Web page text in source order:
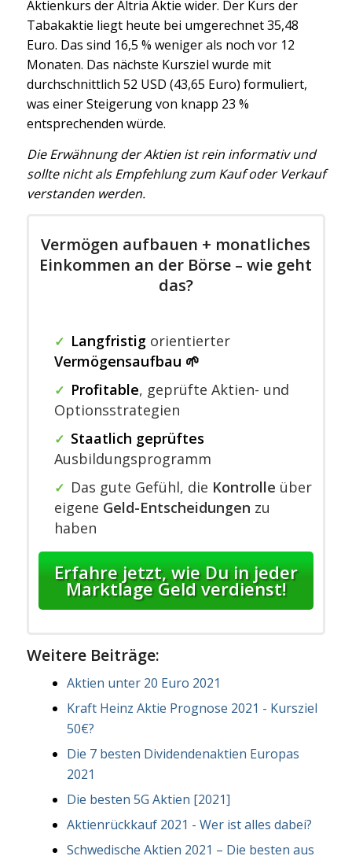
Aktienkurs der Altria Aktie wider. Der Kurs der
Tabakaktie liegt heute bei umgerechnet 35,48
Euro. Das sind 16,5 % weniger als noch vor 12
Monaten. Das nächste Kursziel wurde mit
durchschnittlich 52 USD (43,65 Euro) formuliert,
was einer Steigerung von knapp 23 %
entsprechenden würde.
Die Erwähnung der Aktien ist rein informativ und
sollte nicht als Empfehlung zum Kauf oder Verkauf
verstanden werden.
Vermögen aufbauen + monatliches
Einkommen an der Börse – wie geht
das?
✓ Langfristigorientierter
Vermögensaufbau 🌱
✓ Profitable, geprüfte Aktien- und
Optionsstrategien
✓ Staatlich geprüftes
Ausbildungsprogramm
✓ Das gute Gefühl, die Kontrolle über
eigene Geld-Entscheidungen zu
haben
Erfahre jetzt, wie Du in jeder
Marktlage Geld verdienst!
Weitere Beiträge:
Aktien unter 20 Euro 2021
Kraft Heinz Aktie Prognose 2021 - Kursziel
50€?
Die 7 besten Dividendenaktien Europas
2021
Die besten 5G Aktien [2021]
Aktienrückkauf 2021 - Wer ist alles dabei?
Schwedische Aktien 2021 – Die besten aus